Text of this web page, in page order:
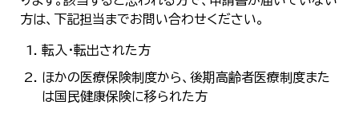
English
한국어
繁體中文
方は、下記担当までお問い合わせください。
転入・転出された方
ほかの医療保険制度から、後期高齢者医療制度また
は国民健康保険に移られた方